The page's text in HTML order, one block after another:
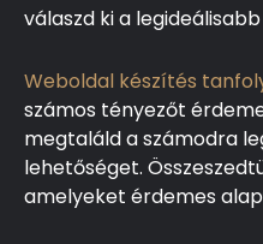
válaszd ki a
Weboldal készítés
számos tényezőt
megtaláld a számodra
lehetőséget.
amelyeket érdemes